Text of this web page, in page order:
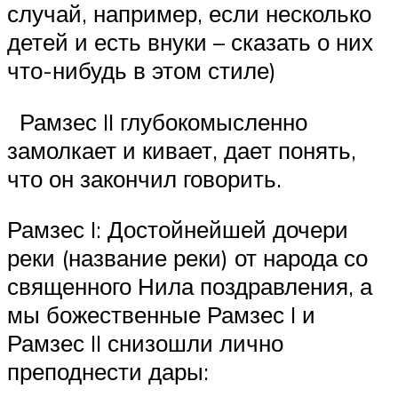
случай, например, если несколько
детей и есть внуки – сказать о них
что-нибудь в этом стиле)
Рамзес II глубокомысленно
замолкает и кивает, дает понять,
что он закончил говорить.
Рамзес I: Достойнейшей дочери
реки (название реки) от народа со
священного Нила поздравления, а
мы божественные Рамзес I и
Рамзес II снизошли лично
преподнести дары: